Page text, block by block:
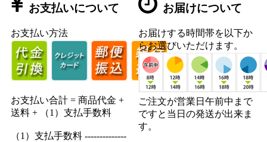
お支払いについて
お支払い方法
お支払い合計 = 商品代金 +
送料 + （1）支払手数料
（1）支払手数料 --------------
お届けについて
お届けする時間帯を以下か
らお選びいただけます。
ご注文が営業日午前中まで
ですと当日の発送が出来ま
す。